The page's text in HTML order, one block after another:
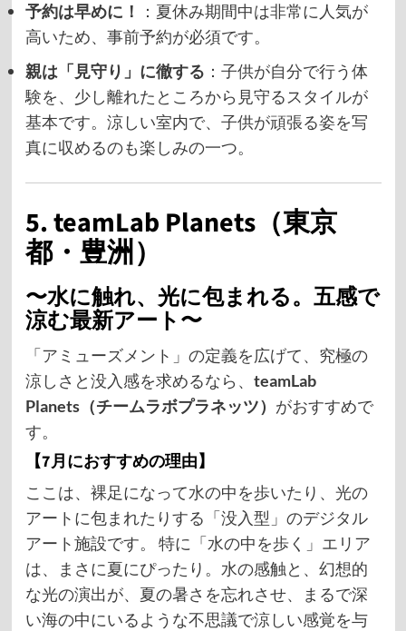
予約は早めに！
：夏休み期間中は非常に人気が
高いため、事前予約が必須です。
親は「見守り」に徹する ：子供が自分で行う体
験を、少し離れたところから見守るスタイルが
基本です。涼しい室内で、子供が頑張る姿を写
真に収めるのも楽しみの一つ。
5. teamLab Planets（東京
都・豊洲）
〜水に触れ、光に包まれる。五感で
涼む最新アート〜
「アミューズメント」の定義を広げて、究極の
涼しさと没入感を求めるなら、 teamLab
Planets（チームラボプラネッツ） がおすすめで
す。
【7月におすすめの理由】
ここは、裸足になって水の中を歩いたり、光の
アートに包まれたりする「没入型」のデジタル
アート施設です。 特に「水の中を歩く」エリア
は、まさに夏にぴったり。水の感触と、幻想的
な光の演出が、夏の暑さを忘れさせ、まるで深
い海の中にいるような不思議で涼しい感覚を与